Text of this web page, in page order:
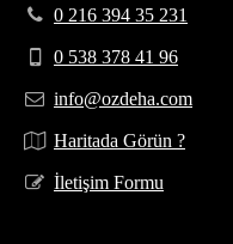
0 216 394 35 231
0 538 378 41 96
info@ozdeha.com
Haritada Görün ?
İletişim Formu